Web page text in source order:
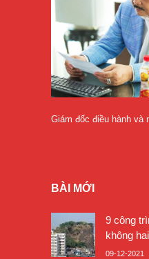
Giám đốc điều hành và
BÀI MỚI
9 công
không
09-12-2021